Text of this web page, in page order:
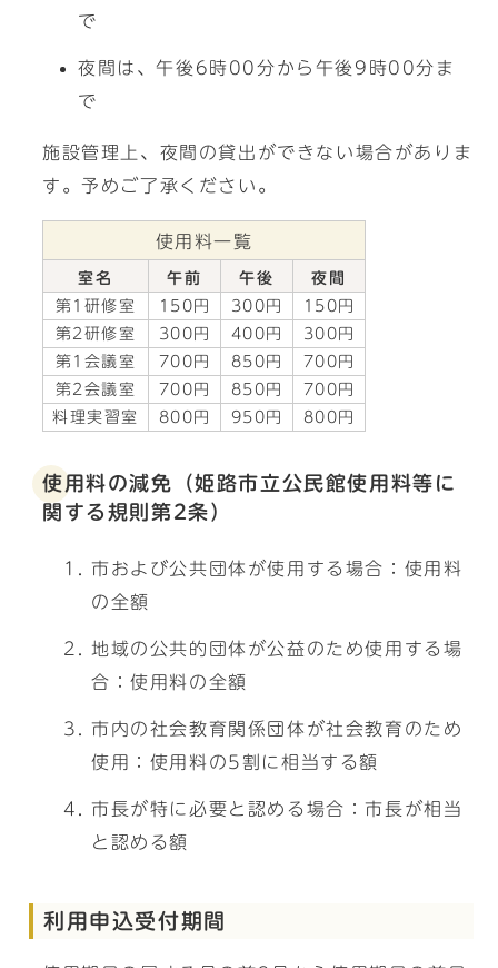
で
夜間は、午後6時00分から午後9時00分ま
で
施設管理上、夜間の貸出ができない場合がありま
す。予めご了承ください。
使用料一覧
室名 午前 午後
夜間
第1研修室
150円 300円
150円
第2研修室
300円 400円
300円
第1会議室
700円 850円
700円
第2会議室
700円 850円
700円
料理実習室
800円 950円 800円
使用料の減免（姫路市立公民館使用料等に
関する規則第2条）
市および公共団体が使用する場合：使用料
の全額
地域の公共的団体が公益のため使用する場
合：使用料の全額
市内の社会教育関係団体が社会教育のため
使用：使用料の5割に相当する額
市長が特に必要と認める場合：市長が相当
と認める額
利用申込受付期間